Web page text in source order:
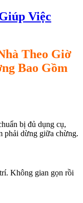
Việc
Theo Giờ
Bao Gồm
bị đủ dụng cụ,
phải dừng giữa chừng.
Không gian gọn rồi